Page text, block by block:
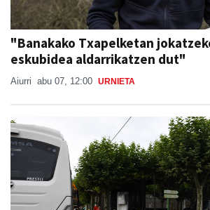
"Banakako Txapelketan
eskubidea aldarrikatzen dut"
Aiurri abu 07, 12:00 URNIETA